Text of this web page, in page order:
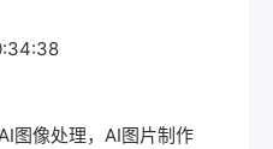
图像处理，AI图片制作